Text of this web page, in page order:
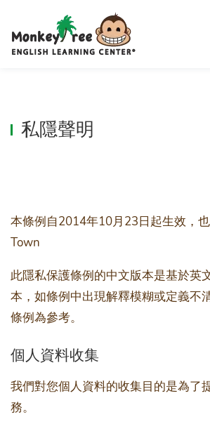
私隱聲明
本條例自2014年10月23日起生效，
Town
此隱私保護條例的中文版本是基於英
本，如條例中出現解釋模糊或定義不
條例為參考。
個人資料收集
我們對您個人資料的收集目的是為了
務。